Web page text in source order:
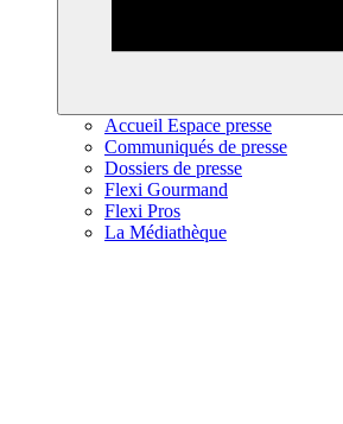
Accueil Espace presse
Communiqués de presse
Dossiers de presse
Flexi Gourmand
Flexi Pros
La Médiathèque